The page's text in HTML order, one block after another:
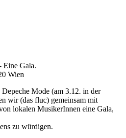
Eine Gala.
Wien
Mode (am 3.12. in der
wir (das fluc) gemeinsam mit
lokalen MusikerInnen eine Gala,
zu würdigen.